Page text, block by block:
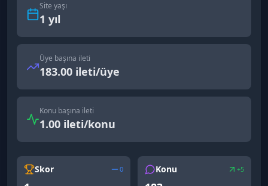
Site yaşı
1 yıl
Üye başına ileti
183.00 ileti/üye
Konu başına ileti
1.00 ileti/konu
Skor 0 Konu +5